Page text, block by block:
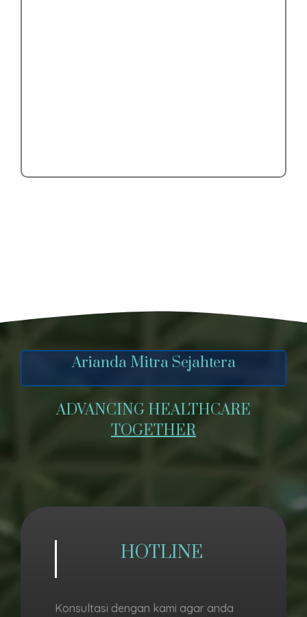
Arianda Mitra Sejahtera
ADVANCING HEALTHCARE
TOGETHER
HOTLINE
Konsultasi dengan kami agar anda